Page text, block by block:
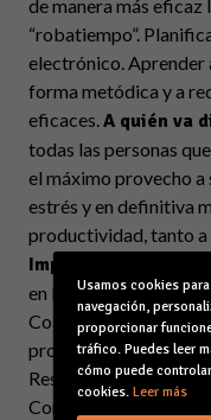
de manera más eficaz
“robatiempo”.
electrónico.
forma metódica y a
eficaces.A quién va
todas las personas
el máximo provecho a
estrés y en definitiva
productividad, tanto
Impartido por Dña.
en Psicología con
Coach certificada por
profesional en RRHH
Responsable de
Comunicación en
Usamos cookies
navegación,
proporcionar
tráfico. Puedes leer
cómo puede
cookies. Leer más